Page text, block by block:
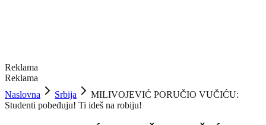
Reklama
Reklama
Naslovna
Srbija
MILIVOJEVIĆ PORUČIO VUČIĆU:
Studenti pobeđuju! Ti ideš na robiju!